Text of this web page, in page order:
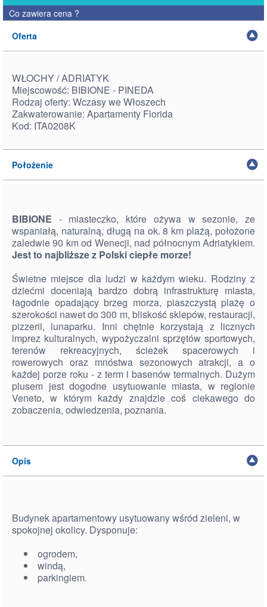
Co zawiera cena ?
Oferta
WŁOCHY / ADRIATYK
Miejscowość: BIBIONE - PINEDA
Rodzaj oferty: Wczasy we Włoszech
Zakwaterowanie: Apartamenty Florida
Kod: ITA0208K
Położenie
BIBIONE - miasteczko, które ożywa w sezonie, ze
wspaniałą, naturalną, długą na ok. 8 km plażą, położone
zaledwie 90 km od Wenecji, nad północnym Adriatykiem.
Jest to najbliższe z Polski ciepłe morze!
Świetne miejsce dla ludzi w każdym wieku. Rodziny z
dziećmi doceniają bardzo dobrą infrastrukturę miasta,
łagodnie opadający brzeg morza, piaszczystą plażę o
szerokości nawet do 300 m, bliskość sklepów, restauracji,
pizzerii, lunaparku. Inni chętnie korzystają z licznych
imprez kulturalnych, wypożyczalni sprzętów sportowych,
terenów rekreacyjnych, ścieżek spacerowych i
rowerowych oraz mnóstwa sezonowych atrakcji, a o
każdej porze roku - z term i basenów termalnych. Dużym
plusem jest dogodne usytuowanie miasta, w regionie
Veneto, w którym każdy znajdzie coś ciekawego do
zobaczenia, odwiedzenia, poznania.
Opis
Budynek apartamentowy usytuowany wśród zieleni, w
spokojnej okolicy. Dysponuje:
ogrodem,
windą,
parkingiem.